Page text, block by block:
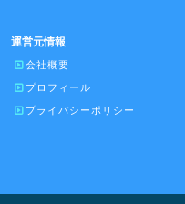
運営元情報
会社概要
プロフィール
プライバシーポリシー